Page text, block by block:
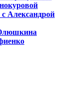
Александрой